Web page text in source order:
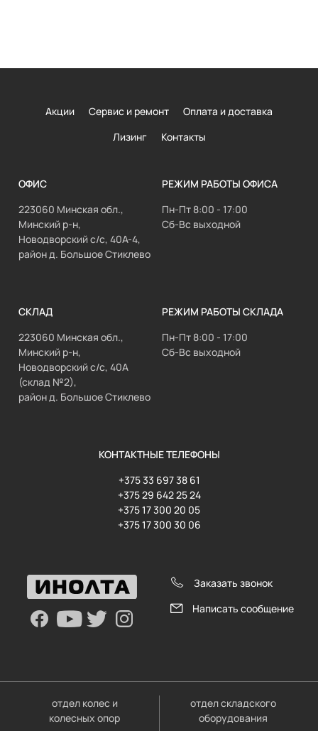
Акции Сервис и ремонт
Оплата и доставка
Лизинг
Контакты
ОФИС
223060 Минская обл.,
Минский р-н,
Новодворский с/с, 40А-4,
район д. Большое Стиклево
РЕЖИМ РАБОТЫ ОФИСА
Пн-Пт 8:00 - 17:00
Сб-Вс выходной
СКЛАД
223060 Минская обл.,
Минский р-н,
Новодворский с/с, 40А
(склад №2),
район д. Большое Стиклево
РЕЖИМ РАБОТЫ СКЛАДА
Пн-Пт 8:00 - 17:00
Сб-Вс выходной
КОНТАКТНЫЕ ТЕЛЕФОНЫ
+375 33 697 38 61
+375 29 642 25 24
+375 17 300 20 05
+375 17 300 30 06
Заказать звонок
Написать сообщение
отдел колес и
колесных опор
отдел складского
оборудования